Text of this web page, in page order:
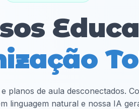
planos de aula desconectados.
linguagem natural e nossa IA